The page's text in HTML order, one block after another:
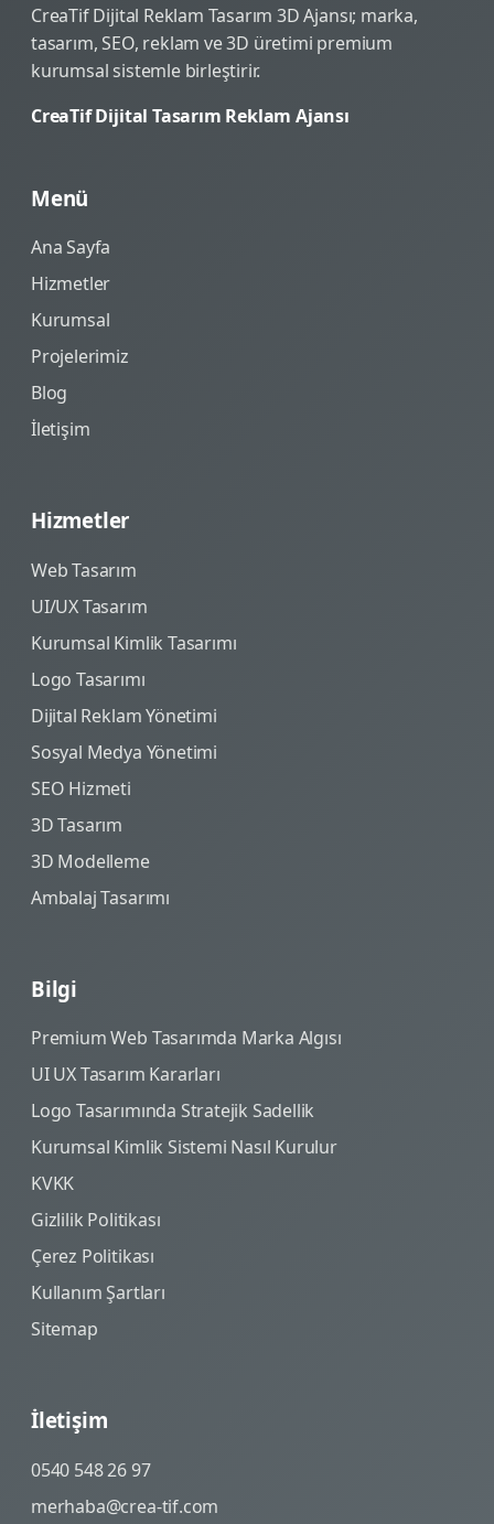
CreaTif Dijital Reklam Tasarım 3D Ajansı; marka,
tasarım, SEO, reklam ve 3D üretimi premium
kurumsal sistemle birleştirir.
CreaTif Dijital Tasarım Reklam Ajansı
Menü
Ana Sayfa
Hizmetler
Kurumsal
Projelerimiz
Blog
İletişim
Hizmetler
Web Tasarım
UI/UX Tasarım
Kurumsal Kimlik Tasarımı
Logo Tasarımı
Dijital Reklam Yönetimi
Sosyal Medya Yönetimi
SEO Hizmeti
3D Tasarım
3D Modelleme
Ambalaj Tasarımı
Bilgi
Premium Web Tasarımda Marka Algısı
UI UX Tasarım Kararları
Logo Tasarımında Stratejik Sadellik
Kurumsal Kimlik Sistemi Nasıl Kurulur
KVKK
Gizlilik Politikası
Çerez Politikası
Kullanım Şartları
Sitemap
İletişim
0540 548 26 97
merhaba@crea-tif.com